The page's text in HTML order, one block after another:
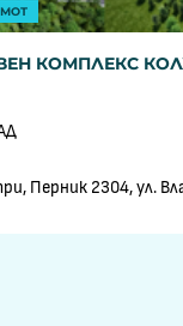
КОМПЛЕКС
Перник 2304, ул.